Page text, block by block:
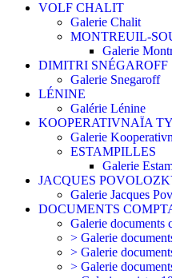
VOLF CHALIT
Galerie Chalit
MONTREUIL-
Galerie
DIMITRI SNÉGAROFF
Galerie Snegaroff
LÉNINE
Galérie Lénine
KOOPERATIVNAÏA
Galerie
ESTAMPILLES
Galerie
JACQUES
Galerie Jacques
DOCUMENTS
Galerie documents
> Galerie
> Galerie
> Galerie